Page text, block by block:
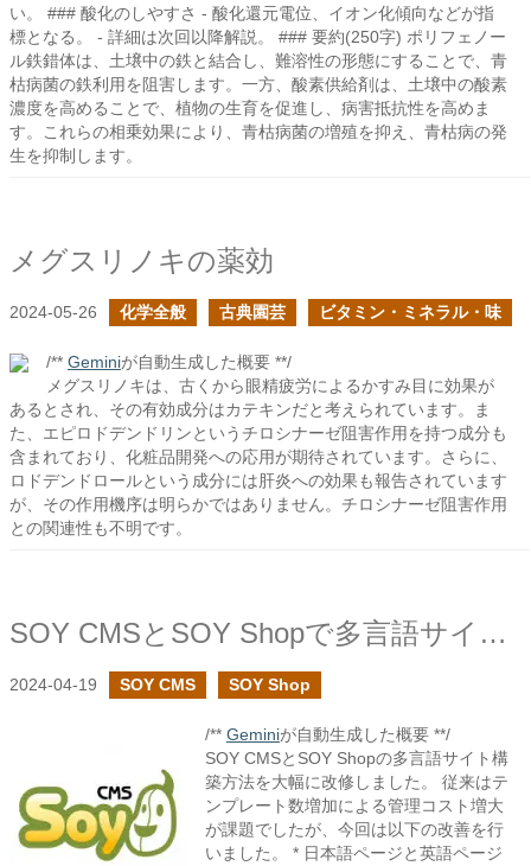
い。 ### 酸化のしやすさ - 酸化還元電位、イオン化傾向などが指
標となる。 - 詳細は次回以降解説。 ### 要約(250字) ポリフェノー
ル鉄錯体は、土壌中の鉄と結合し、難溶性の形態にすることで、青
枯病菌の鉄利用を阻害します。一方、酸素供給剤は、土壌中の酸素
濃度を高めることで、植物の生育を促進し、病害抵抗性を高めま
す。これらの相乗効果により、青枯病菌の増殖を抑え、青枯病の発
生を抑制します。
メグスリノキの薬効
2024-05-26 化学全般 古典園芸 ビタミン・ミネラル・味
/** Geminiが自動生成した概要 **/
メグスリノキは、古くから眼精疲労によるかすみ目に効果が
あるとされ、その有効成分はカテキンだと考えられています。ま
た、エピロドデンドリンというチロシナーゼ阻害作用を持つ成分も
含まれており、化粧品開発への応用が期待されています。さらに、
ロドデンドロールという成分には肝炎への効果も報告されています
が、その作用機序は明らかではありません。チロシナーゼ阻害作用
との関連性も不明です。
SOY CMSとSOY Shopで多言語サイトの構築を見直しました
2024-04-19 SOY CMS SOY Shop
/** Geminiが自動生成した概要 **/
SOY CMSとSOY Shopの多言語サイト構
築方法を大幅に改修しました。 従来はテ
ンプレート数増加による管理コスト増大
が課題でしたが、今回は以下の改善を行
いました。 * 日本語ページと英語ページ